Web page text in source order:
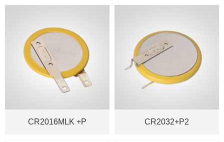
CR2016MLK +P CR2032+P2